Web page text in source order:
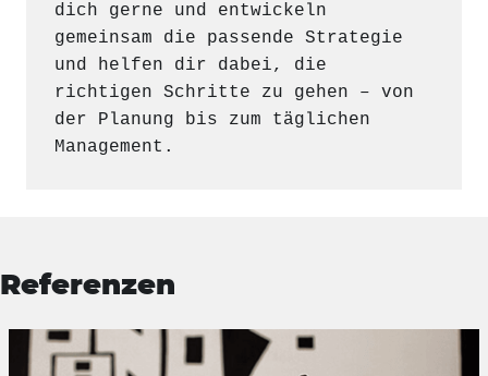
dich gerne und entwickeln
gemeinsam die passende Strategie
und helfen dir dabei, die
richtigen Schritte zu gehen – von
der Planung bis zum täglichen
Management.
Referenzen